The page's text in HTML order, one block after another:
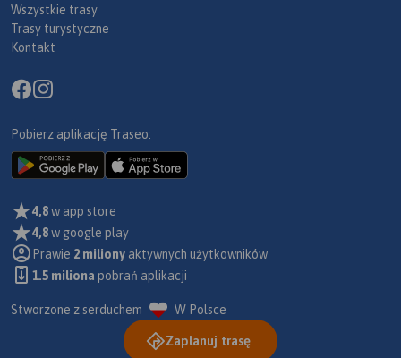
Wszystkie trasy
Trasy turystyczne
Kontakt
Pobierz aplikację Traseo:
4,8w app store
4,8w google play
Prawie 2 miliony aktywnych użytkowników
1.5 miliona pobrań aplikacji
Stworzone z serduchem W Polsce
Zaplanuj trasę